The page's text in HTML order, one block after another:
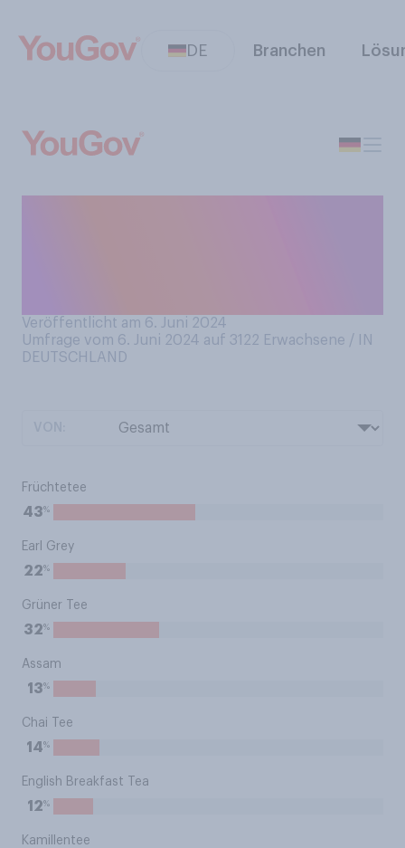
DE Branchen
Veröffentlicht am 6. Juni 2024
Umfrage vom 6. Juni 2024 auf 3122 Erwachsene / IN
DEUTSCHLAND
Früchtetee
43%
Earl Grey
22%
Grüner Tee
32%
Assam
13%
Chai Tee
14%
English Breakfast Tea
12%
Kamillentee